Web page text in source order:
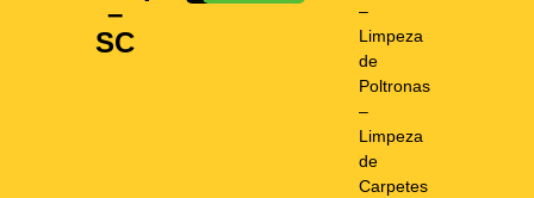
–
SC
–
Limpeza
de
Poltronas
–
Limpeza
de
Carpetes